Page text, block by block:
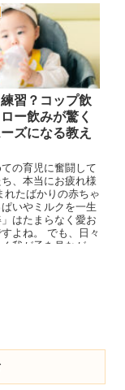
習？コップ飲
ー飲みが驚く
ズになる教え
の育児に奮闘して
、本当にお疲れ様
れたばかりの赤ちゃ
いやミルクを一生
はたまらなく愛お
よね。 でも、日々
我が子を見なが